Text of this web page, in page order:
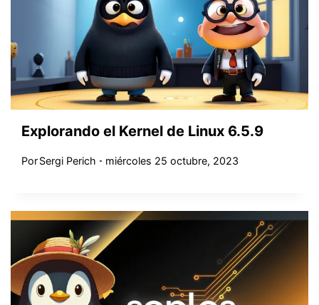
Explorando el Kernel de Linux 6.5.9
PorSergi Perich miércoles 25 octubre, 2023